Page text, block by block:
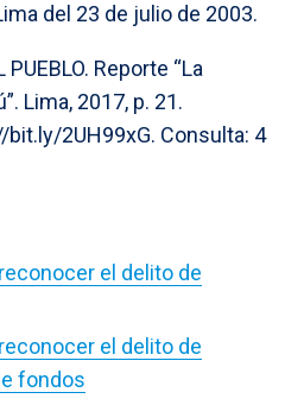
del 23 de julio de 2003.
PUEBLO. Reporte “La
Lima, 2017, p. 21.
2UH99xG. Consulta: 4
el delito de
el delito de
fondos